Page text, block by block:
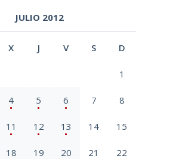
JULIO 2012
X J V S D
1
4 5 6 7 8
11 12 13 14 15
18 19 20 21 22